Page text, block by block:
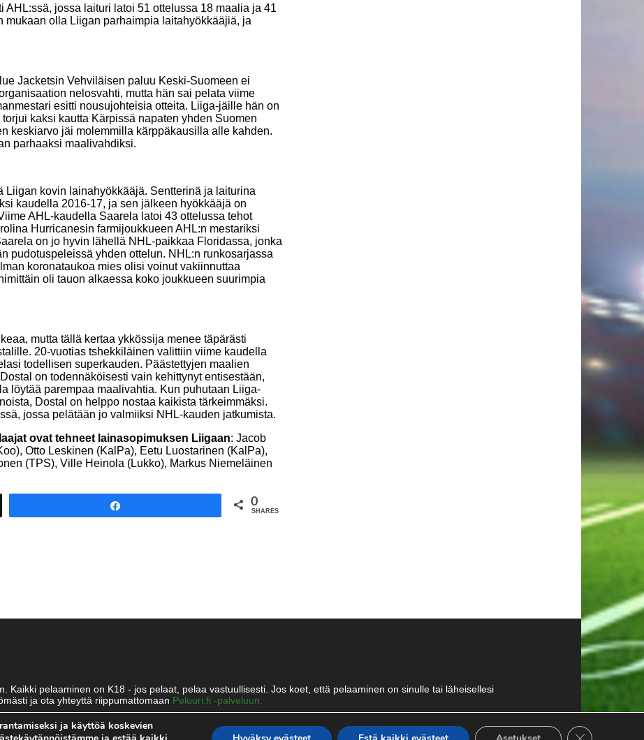
jossa laituri latoi 51 ottelussa 18 maalia ja 41
mukaan olla Liigan parhaimpia laitahyökkääjiä, ja
Jacketsin Vehviläisen paluu Keski-Suomeen ei
nelosvahti, mutta hän sai pelata viime
esitti nousujohteisia otteita. Liiga-jäille hän on
kaksi kautta Kärpissä napaten yhden Suomen
keskiarvo jäi molemmilla kärppäkausilla alle kahden.
parhaaksi maalivahdiksi.
Liigan kovin lainahyökkääjä. Sentterinä ja laiturina
kaudella 2016-17, ja sen jälkeen hyökkääjä on
AHL-kaudella Saarela latoi 43 ottelussa tehot
Hurricanesin farmijoukkueen AHL:n mestariksi
on jo hyvin lähellä NHL-paikkaa Floridassa, jonka
pudotuspeleissä yhden ottelun. NHL:n runkosarjassa
koronataukoa mies olisi voinut vakiinnuttaa
oli tauon alkaessa koko joukkueen suurimpia
mutta tällä kertaa ykkössija menee täpärästi
20-vuotias tshekkiläinen valittiin viime kaudella
todellisen superkauden. Päästettyjen maalien
on todennäköisesti vain kehittynyt entisestään,
löytää parempaa maalivahtia. Kun puhutaan Liiga-
Dostal on helppo nostaa kaikista tärkeimmäksi.
jossa pelätään jo valmiiksi NHL-kauden jatkumista.
ovat tehneet lainasopimuksen Liigaan: Jacob
Otto Leskinen (KalPa), Eetu Luostarinen (KalPa),
(TPS), Ville Heinola (Lukko), Markus Niemeläinen
0
SHARES
Kaikki pelaaminen on K18 - jos pelaat, pelaa vastuullisesti. Jos koet, että pelaaminen on sinulle tai läheisellesi
ja ota yhteyttä riippumattomaan Peluuri.fi -palveluun.
ja käyttöä koskevien
Close GDPR